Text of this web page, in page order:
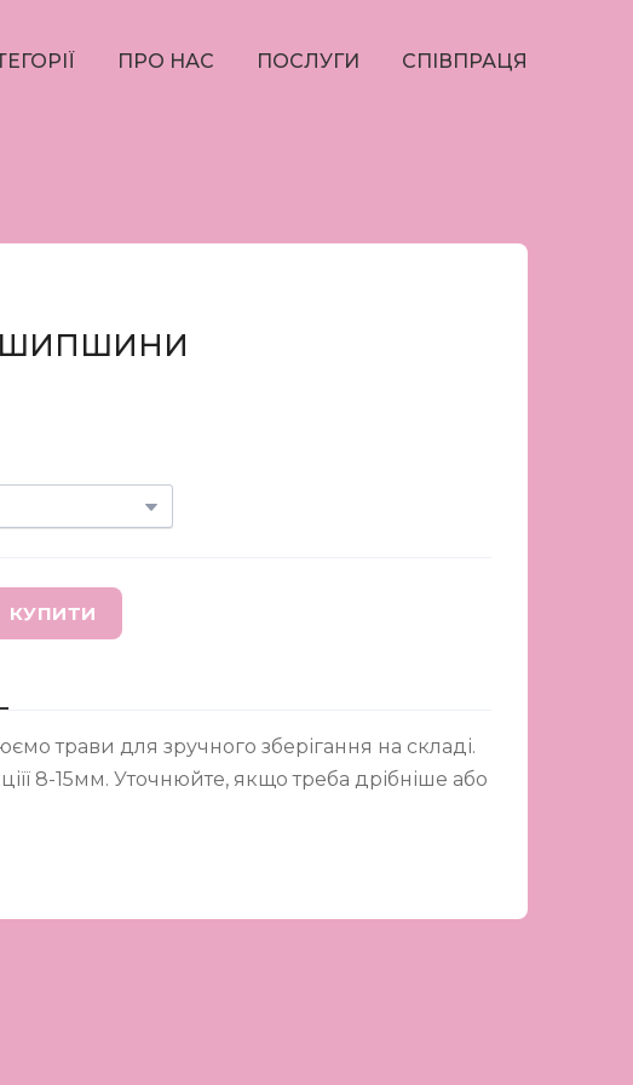
ПРО НАС ПОСЛУГИ СПІВПРАЦЯ
ШИПШИНИ
КУПИТИ
трави для зручного зберігання на складі.
8-15мм. Уточнюйте, якщо треба дрібніше або